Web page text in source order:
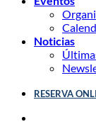
Noticias
RESERVA